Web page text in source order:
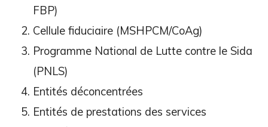
FBP)
Cellule fiduciaire (MSHPCM/CoAg)
Programme National de Lutte contre le Sida
(PNLS)
Entités déconcentrées
Entités de prestations des services